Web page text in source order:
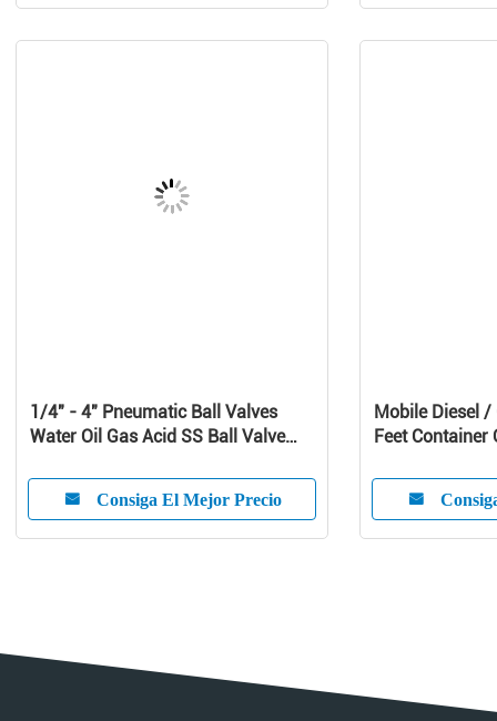
1/4" - 4" Pneumatic Ball Valves
Water Oil Gas Acid SS Ball Valve
Consiga El Mejor Precio
Mobile Diesel /
Feet Container